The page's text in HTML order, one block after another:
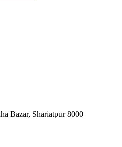
Bazar, Shariatpur 8000